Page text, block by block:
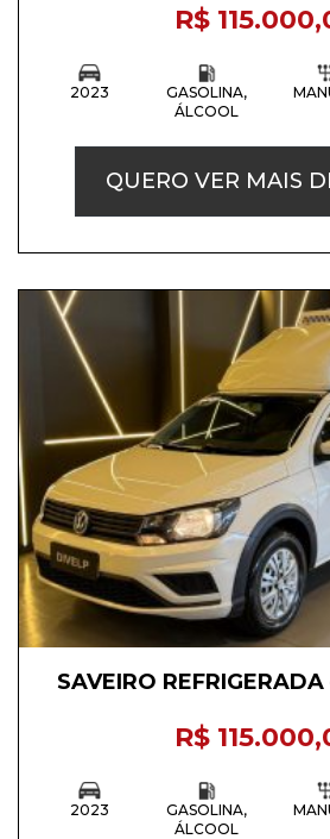
R$
2023
GASOLINA,
ÁLCOOL
QUERO VER MAIS
SAVEIRO
R$
2023
GASOLINA,
ÁLCOOL